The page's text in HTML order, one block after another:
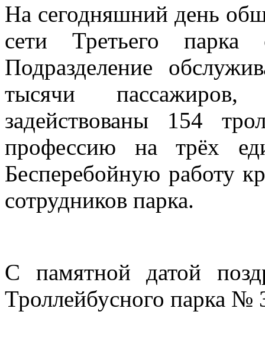
На сегодняшний день
сети Третьего парка
Подразделение
тысячи
задействованы 154
профессию на трёх
Бесперебойную работу
сотрудников парка.
С памятной датой
Троллейбусного парка №